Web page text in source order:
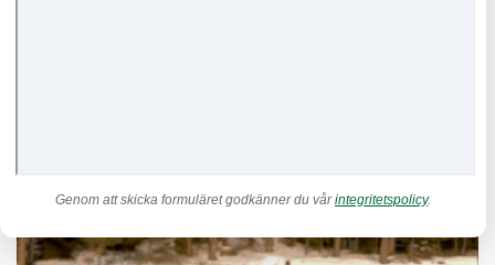
Genom att skicka formuläret godkänner du vårintegritetspolicy.